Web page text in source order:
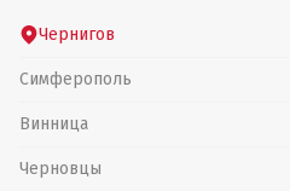
Чернигов
Симферополь
Винница
Черновцы